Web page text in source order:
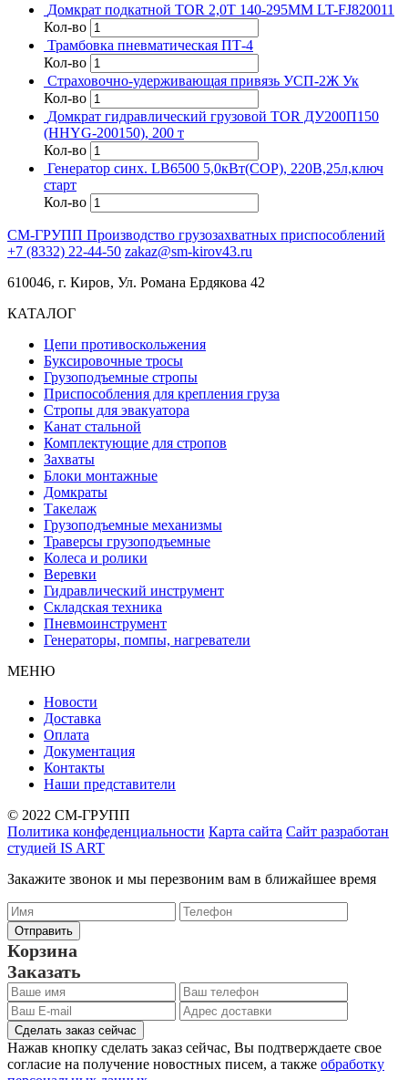
Домкрат подкатной TOR 2,0Т 140-295MM LT-FJ820011
Кол-во
Трамбовка пневматическая ПТ-4
Кол-во
Страховочно-удерживающая привязь УСП-2Ж Ук
Кол-во
Домкрат гидравлический грузовой TOR ДУ200П150
(HHYG-200150), 200 т
Кол-во
Генератор синх. LB6500 5,0кВт(COP), 220В,25л,ключ
старт
Кол-во
СМ-ГРУПП Производство грузозахватных приспособлений
+7 (8332) 22-44-50 zakaz@sm-kirov43.ru
610046, г. Киров, Ул. Романа Ердякова 42
КАТАЛОГ
Цепи противоскольжения
Буксировочные тросы
Грузоподъемные стропы
Приспособления для крепления груза
Стропы для эвакуатора
Канат стальной
Комплектующие для стропов
Захваты
Блоки монтажные
Домкраты
Такелаж
Грузоподъемные механизмы
Траверсы грузоподъемные
Колеса и ролики
Веревки
Гидравлический инструмент
Складская техника
Пневмоинструмент
Генераторы, помпы, нагреватели
МЕНЮ
Новости
Доставка
Оплата
Документация
Контакты
Наши представители
© 2022 СМ-ГРУПП
Политика конфеденциальности Карта сайта Сайт разработан
студией IS ART
Закажите звонок и мы перезвоним вам в ближайшее время
Корзина
Заказать
Сделать заказ сейчас
Нажав кнопку сделать заказ сейчас, Вы подтверждаете свое
согласие на получение новостных писем, а также обработку